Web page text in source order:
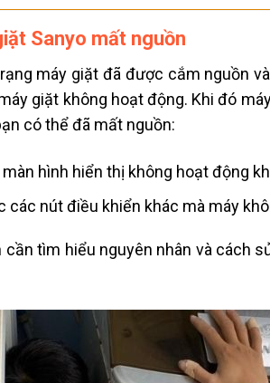
Sanyo mất nguồn
máy giặt đã được cắm nguồn
giặt không hoạt động. Khi đó
có thể đã mất nguồn:
hình hiển thị không hoạt động
các nút điều khiển khác mà máy
tìm hiểu nguyên nhân và cách